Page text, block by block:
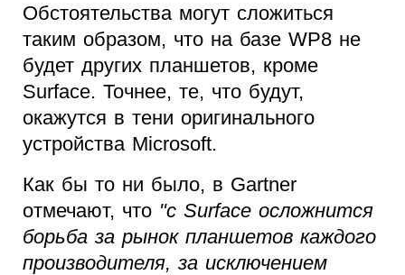
Обстоятельства могут сложиться
таким образом, что на базе WP8 не
будет других планшетов, кроме
Surface. Точнее, те, что будут,
окажутся в тени оригинального
устройства Microsoft.
Как бы то ни было, в Gartner
отмечают, что "с Surface осложнится
борьба за рынок планшетов каждого
производителя, за исключением